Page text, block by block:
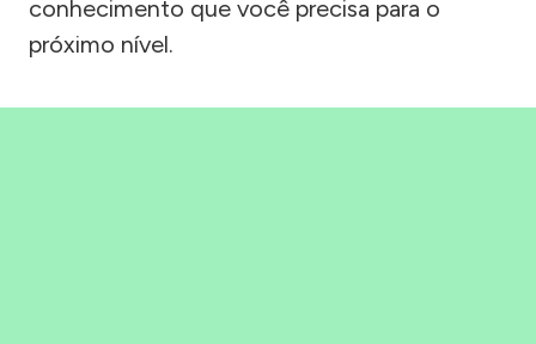
conhecimento que você precisa para o
próximo nível.